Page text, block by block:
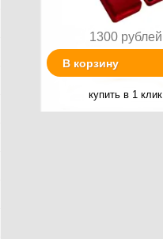
1300 рублей
В корзину
купить в 1 клик